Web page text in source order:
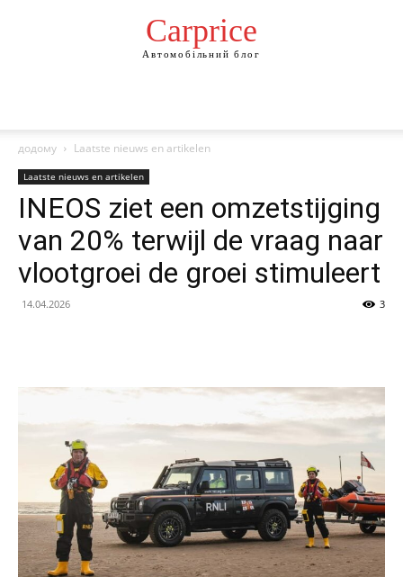
Сarprice
Автомобільний блог
додому Laatste nieuws en artikelen
Laatste nieuws en artikelen
INEOS ziet een omzetstijging
van 20% terwijl de vraag naar
vlootgroei de groei stimuleert
14.04.2026 3